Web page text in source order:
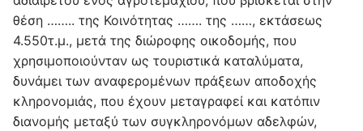
θέση …….. της Κοινότητας ……. της ……, εκτάσεως
4.550τ.μ., μετά της διώροφης οικοδομής, που
χρησιμοποιούνταν ως τουριστικά καταλύματα,
δυνάμει των αναφερομένων πράξεων αποδοχής
κληρονομιάς, που έχουν μεταγραφεί και κατόπιν
διανομής μεταξύ των συγκληρονόμων αδελφών,